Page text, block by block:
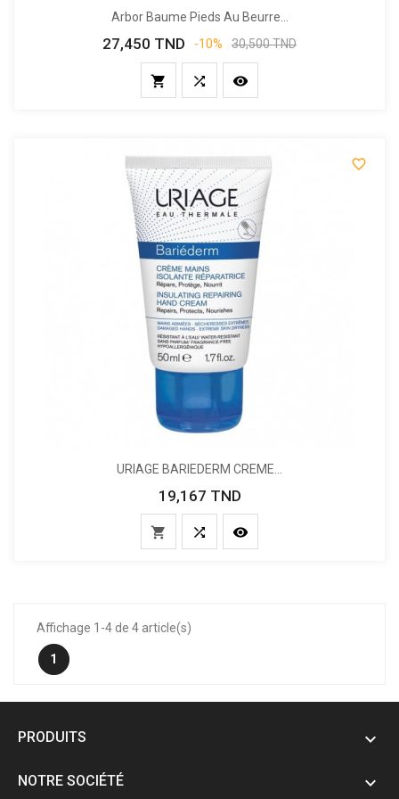
Arbor Baume Pieds Au Beurre...
Prix
27,450 TND
Prix
-10% 30,500 TND
  

URIAGE BARIEDERM CREME...
Prix
19,167 TND
  
Affichage 1-4 de 4 article(s)
1
PRODUITS 
NOTRE SOCIÉTÉ 